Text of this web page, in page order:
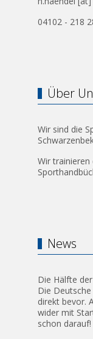
04102 - 218
Über
Wir sind die
Wir trainieren
News
Die Hälfte
Die
direkt bevor.
wider mit
schon darauf!